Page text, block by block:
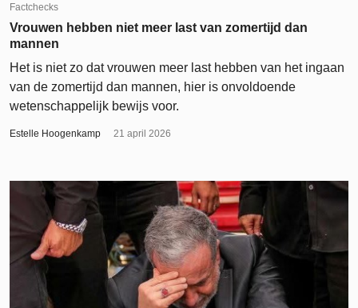
Factchecks
Vrouwen hebben niet meer last van zomertijd dan
mannen
Het is niet zo dat vrouwen meer last hebben van het ingaan
van de zomertijd dan mannen, hier is onvoldoende
wetenschappelijk bewijs voor.
Estelle Hoogenkamp 21 april 2026